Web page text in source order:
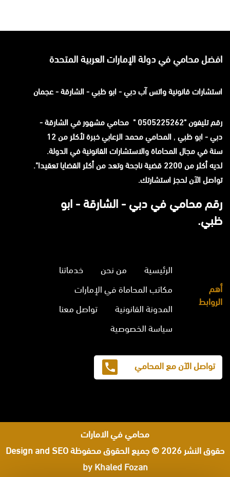
افضل محامي في دولة الإمارات العربية المتحدة
استشارات قانونيةواتس آبدبي - ابو ظبي - الشارقة - عجمان
رقم تليفون "0505225262 " محامي مشهور في الشارقة -
دبي - ابو ظبي ,
المحامي محمد الزعابي خبرة لأكثر من 12
سنة في مجال المحاماة والاستشارات القانونية في الدولة.
لديه أكثر من 2200 قضية ناجحة وتعد من أكثر القضايا تعقيدا".
تواصل الآن لحجز استشارتك.
رقم محامي في دبي - الشارقة - ابو
ظبي.
أهم
الروابط
الرئيسية من نحن
خدماتنا
مكاتب المحاماة في الإمارات
المدونة القانونية
تواصل معنا
سياسة الخصوصية
تواصل الآن مع المحامي
محامي في الامارات
حقوق النشر 2026 © جميع الحقوق محفوظة
Design and SEO
by Khaled Fozan